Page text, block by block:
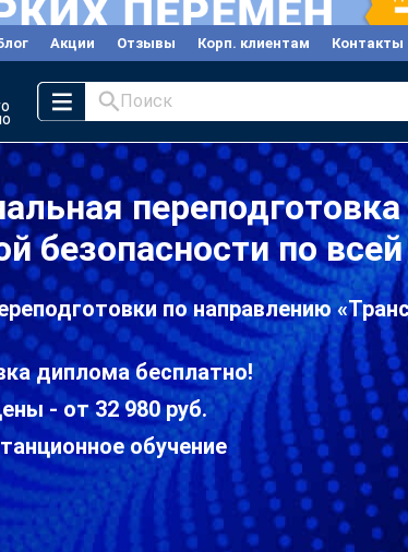
Акции Отзывы Корп. клиентам Контакты
Поиск
переподготовка
безопасности по
по направлению
диплома бесплатно!
- от 32 980 руб.
обучение